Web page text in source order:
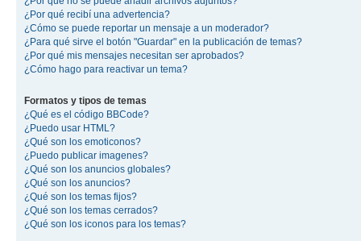
¿Por qué recibí una advertencia?
¿Cómo se puede reportar un mensaje a un moderador?
¿Para qué sirve el botón "Guardar" en la publicación de temas?
¿Por qué mis mensajes necesitan ser aprobados?
¿Cómo hago para reactivar un tema?
Formatos y tipos de temas
¿Qué es el código BBCode?
¿Puedo usar HTML?
¿Qué son los emoticonos?
¿Puedo publicar imagenes?
¿Qué son los anuncios globales?
¿Qué son los anuncios?
¿Qué son los temas fijos?
¿Qué son los temas cerrados?
¿Qué son los iconos para los temas?